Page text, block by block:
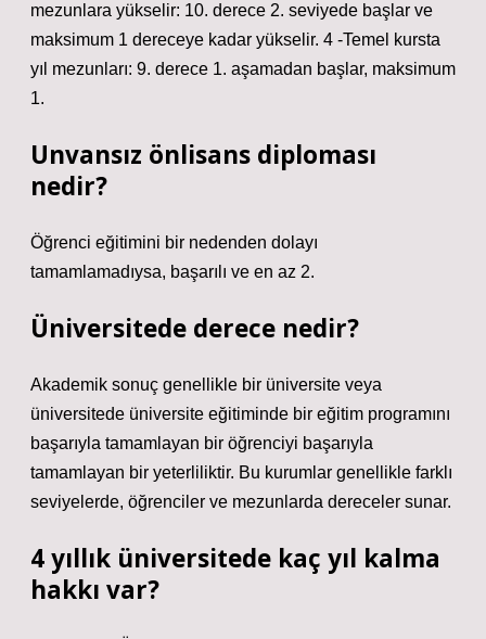
mezunlara yükselir: 10. derece 2. seviyede başlar ve
maksimum 1 dereceye kadar yükselir. 4 -Temel kursta
yıl mezunları: 9. derece 1. aşamadan başlar, maksimum
1.
Unvansız önlisans diploması
nedir?
Öğrenci eğitimini bir nedenden dolayı
tamamlamadıysa, başarılı ve en az 2.
Üniversitede derece nedir?
Akademik sonuç genellikle bir üniversite veya
üniversitede üniversite eğitiminde bir eğitim programını
başarıyla tamamlayan bir öğrenciyi başarıyla
tamamlayan bir yeterliliktir. Bu kurumlar genellikle farklı
seviyelerde, öğrenciler ve mezunlarda dereceler sunar.
4 yıllık üniversitede kaç yıl kalma
hakkı var?